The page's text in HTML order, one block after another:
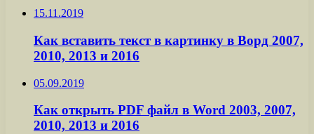
15.11.2019
Как вставить текст в картинку в Ворд 2007,
2010, 2013 и 2016
05.09.2019
Как открыть PDF файл в Word 2003, 2007,
2010, 2013 и 2016